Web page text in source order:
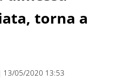
torna a
13/05/2020 13:53